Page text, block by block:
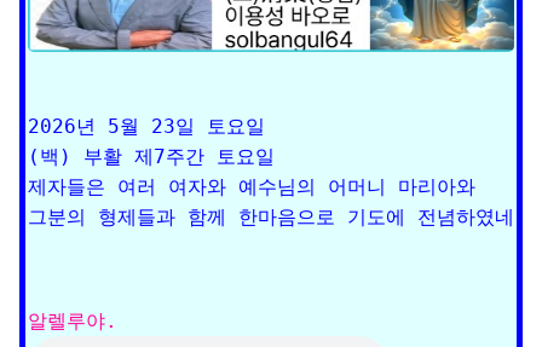
2026년 5월 23일 토요일
(백) 부활 제7주간 토요일
제자들은 여러 여자와 예수님의 어머니 마리아와